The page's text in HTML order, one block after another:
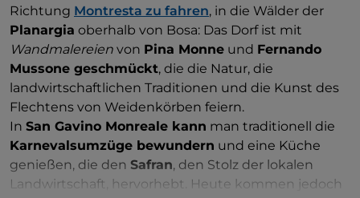
Richtung Montresta zu fahren, in die Wälder der
Planargia oberhalb von Bosa: Das Dorf ist mit
Wandmalereien von Pina Monne und Fernando
Mussone geschmückt, die die Natur, die
landwirtschaftlichen Traditionen und die Kunst des
Flechtens von Weidenkörben feiern.
In San Gavino Monreale kann man traditionell die
Karnevalsumzüge bewundern und eine Küche
genießen, die den Safran, den Stolz der lokalen
Landwirtschaft, hervorhebt. Heute kommen jedoch